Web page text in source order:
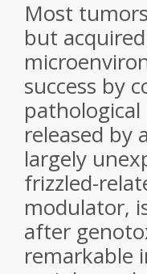
Most
but
success by
released by
largely
frizzled-
modulator,
after
remarkable